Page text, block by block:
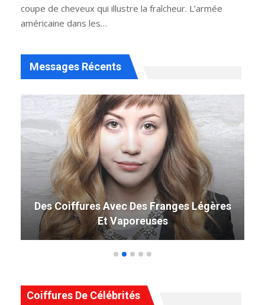
coupe de cheveux qui illustre la fraîcheur. L’armée
américaine dans les…
Messages Récents
Des Coiffures Avec Des Franges Légères
Et Vaporeuses
Coiffures De Célébrités